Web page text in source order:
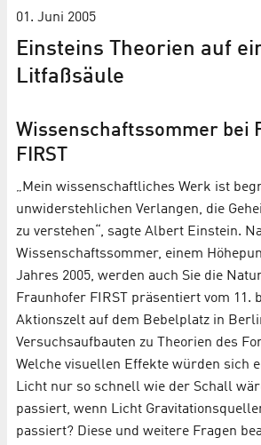
01. Juni 2005
Einsteins Theorien auf
Litfaßsäule
Wissenschaftssommer bei
FIRST
„Mein wissenschaftliches Werk ist
unwiderstehlichen Verlangen, die
zu verstehen“, sagte Albert Einstein.
Wissenschaftssommer, einem
Jahres 2005, werden auch Sie die
Fraunhofer FIRST präsentiert vom 11.
Aktionszelt auf dem Bebelplatz in
Versuchsaufbauten zu Theorien des
Welche visuellen Effekte würden sich
Licht nur so schnell wie der Schall
passiert, wenn Licht
passiert? Diese und weitere Fragen